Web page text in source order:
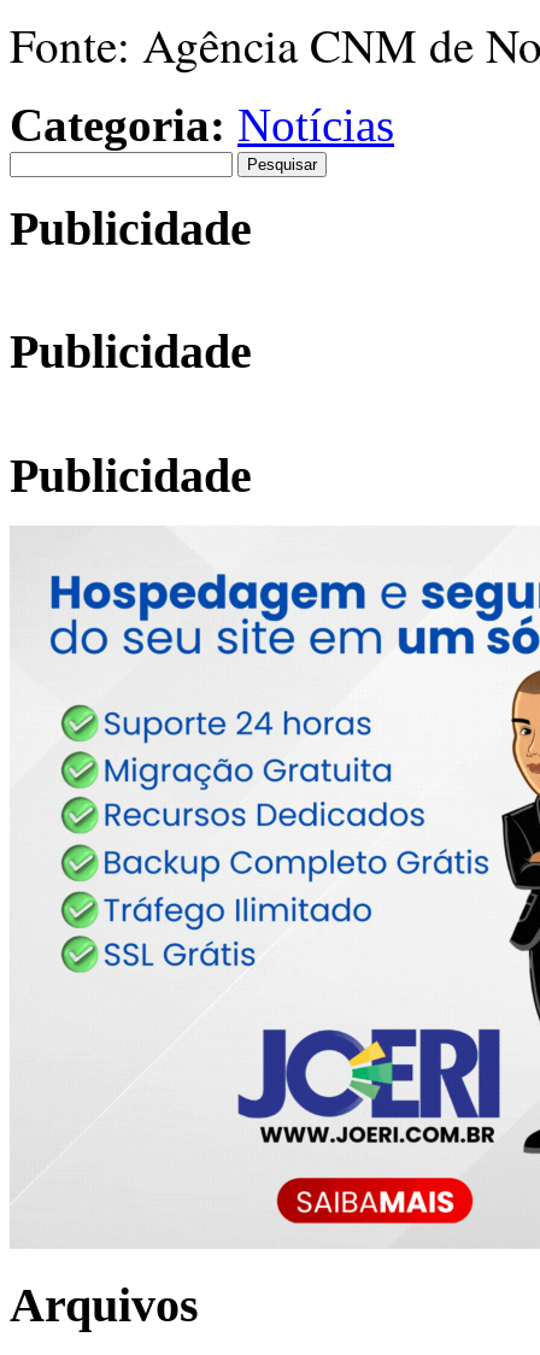
Fonte: Agência CNM de
Categoria: Notícias
por:
Publicidade
Publicidade
Publicidade
Arquivos